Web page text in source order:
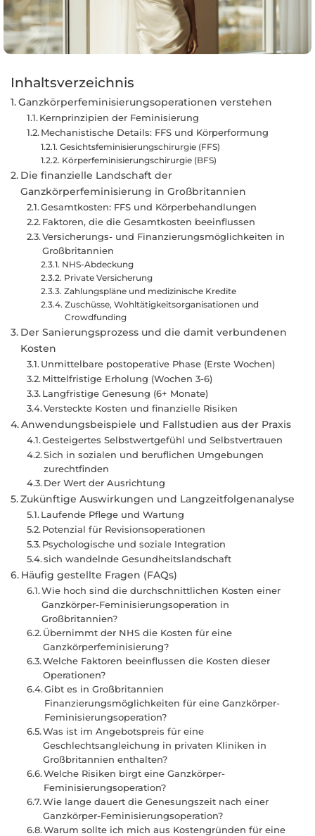
Inhaltsverzeichnis
Ganzkörperfeminisierungsoperationen verstehen
Kernprinzipien der Feminisierung
Mechanistische Details: FFS und Körperformung
Gesichtsfeminisierungschirurgie (FFS)
Körperfeminisierungschirurgie (BFS)
Die finanzielle Landschaft der
Ganzkörperfeminisierung in Großbritannien
Gesamtkosten: FFS und Körperbehandlungen
Faktoren, die die Gesamtkosten beeinflussen
Versicherungs- und Finanzierungsmöglichkeiten in
Großbritannien
NHS-Abdeckung
Private Versicherung
Zahlungspläne und medizinische Kredite
Zuschüsse, Wohltätigkeitsorganisationen und
Crowdfunding
Der Sanierungsprozess und die damit verbundenen
Kosten
Unmittelbare postoperative Phase (Erste Wochen)
Mittelfristige Erholung (Wochen 3-6)
Langfristige Genesung (6+ Monate)
Versteckte Kosten und finanzielle Risiken
Anwendungsbeispiele und Fallstudien aus der Praxis
Gesteigertes Selbstwertgefühl und Selbstvertrauen
Sich in sozialen und beruflichen Umgebungen
zurechtfinden
Der Wert der Ausrichtung
Zukünftige Auswirkungen und Langzeitfolgenanalyse
Laufende Pflege und Wartung
Potenzial für Revisionsoperationen
Psychologische und soziale Integration
sich wandelnde Gesundheitslandschaft
Häufig gestellte Fragen (FAQs)
Wie hoch sind die durchschnittlichen Kosten einer
Ganzkörper-Feminisierungsoperation in
Großbritannien?
Übernimmt der NHS die Kosten für eine
Ganzkörperfeminisierung?
Welche Faktoren beeinflussen die Kosten dieser
Operationen?
Gibt es in Großbritannien
Finanzierungsmöglichkeiten für eine Ganzkörper-
Feminisierungsoperation?
Was ist im Angebotspreis für eine
Geschlechtsangleichung in privaten Kliniken in
Großbritannien enthalten?
Welche Risiken birgt eine Ganzkörper-
Feminisierungsoperation?
Wie lange dauert die Genesungszeit nach einer
Ganzkörper-Feminisierungsoperation?
Warum sollte ich mich aus Kostengründen für eine